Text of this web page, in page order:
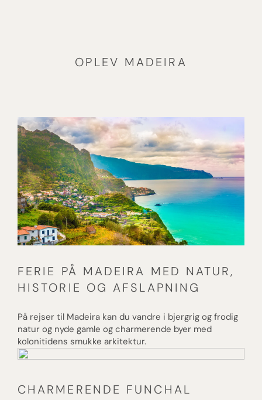
OPLEV MADEIRA
FERIE PÅ MADEIRA MED NATUR,
HISTORIE OG AFSLAPNING
På rejser til Madeira kan du vandre i bjergrig og frodig
natur og nyde gamle og charmerende byer med
kolonitidens smukke arkitektur.
CHARMERENDE FUNCHAL